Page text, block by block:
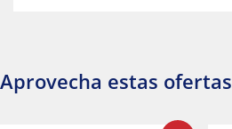
Aprovecha estas ofertas